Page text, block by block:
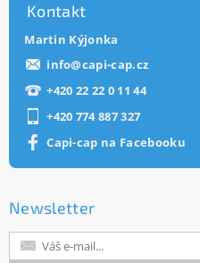
Kontakt
Martin Kýjonka
info@capi-cap.cz
+420 22 22 0 11 44
+420 774 887 327
Capi-cap na Facebooku
Newsletter